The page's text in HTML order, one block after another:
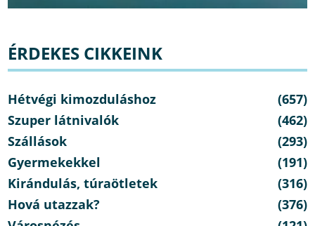
ÉRDEKES CIKKEINK
Hétvégi kimozduláshoz
(657)
Szuper látnivalók
(462)
Szállások
(293)
Gyermekekkel
(191)
Kirándulás, túraötletek
(316)
Hová utazzak?
(376)